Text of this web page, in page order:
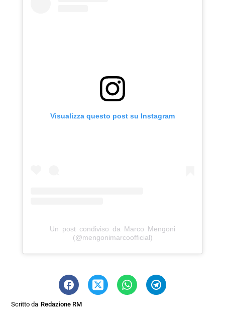
Visualizza questo post su Instagram
Un post condiviso da Marco Mengoni
(@mengonimarcoofficial)
Scritto da Redazione RM